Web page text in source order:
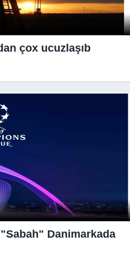
çox ucuzlaşıb
Danimarkada